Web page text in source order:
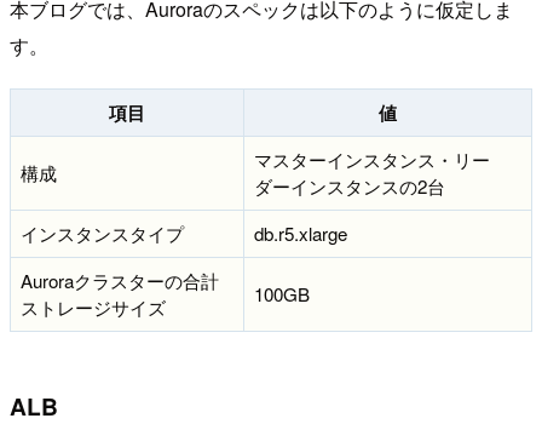
本ブログでは、Auroraのスペックは以下のように仮定しま
す。
項目 値
構成
マスターインスタンス・リー
ダーインスタンスの2台
インスタンスタイプ
db.r5.xlarge
Auroraクラスターの合計
ストレージサイズ
100GB
ALB